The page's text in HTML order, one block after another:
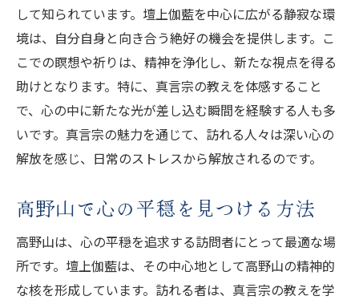
して知られています。壇上伽藍を中心に広がる静寂な環
境は、自分自身と向き合う絶好の機会を提供します。こ
こでの瞑想や祈りは、精神を浄化し、新たな視点を得る
助けとなります。特に、真言宗の教えを体感すること
で、心の中に新たな光が差し込む瞬間を経験する人も多
いです。真言宗の魅力を通じて、訪れる人々は深い心の
解放を感じ、日常のストレスから解放されるのです。
高野山で心の平穏を見つける方法
高野山は、心の平穏を追求する訪問者にとって最適な場
所です。壇上伽藍は、その中心地として高野山の精神的
な核を形成しています。訪れる者は、真言宗の教えを学